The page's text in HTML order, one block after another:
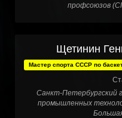
профсоюзов
Щетинин
Мастер спорта СССР по
Санкт-Петербургский
промышленных